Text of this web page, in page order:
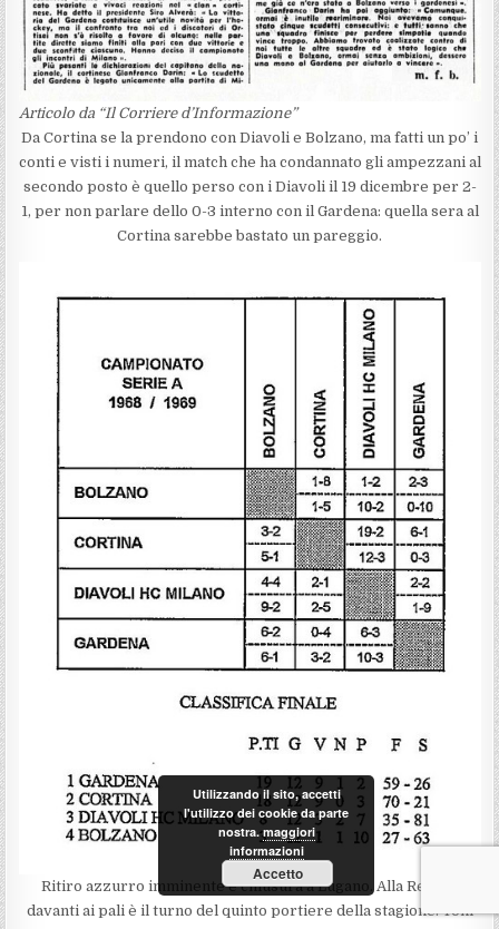
Articolo da “Il Corriere d’Informazione”
Da Cortina se la prendono con Diavoli e Bolzano, ma fatti un po’ i
conti e visti i numeri, il match che ha condannato gli ampezzani al
secondo posto è quello perso con i Diavoli il 19 dicembre per 2-
1, per non parlare dello 0-3 interno con il Gardena: quella sera al
Cortina sarebbe bastato un pareggio.
Ritiro azzurro imminente e chiusura a Lugano. Alla Resega
davanti ai pali è il turno del quinto portiere della stagione: Toni
Utilizzando il sito, accetti
l'utilizzo dei cookie da parte
nostra.maggiori
informazioni
Accetto